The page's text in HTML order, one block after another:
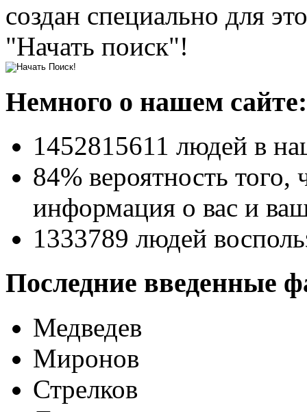
создан специально для
"Начать поиск"!
Немного о нашем сайте:
1452815611 людей в
84% вероятность того,
информация о вас и
1333789 людей
Последние введенные
Медведев
Миронов
Стрелков